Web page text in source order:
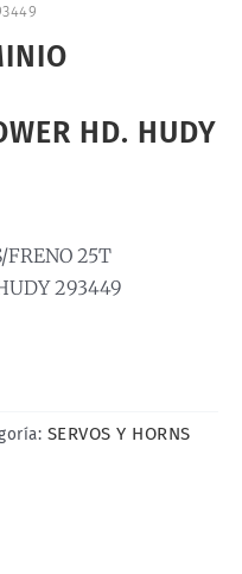
HD. HUDY
FRENO 25T
293449
SERVOS Y HORNS